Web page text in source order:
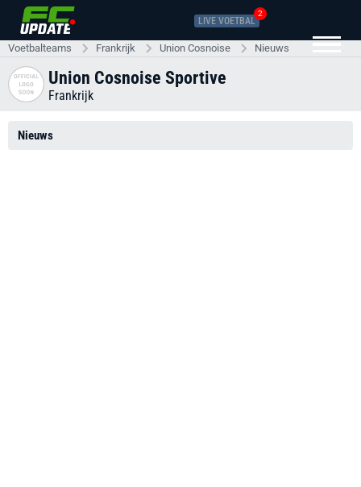
LIVE VOETBAL
2
Voetbalteams Frankrijk Union Cosnoise Nieuws
Union Cosnoise Sportive
Frankrijk
Nieuws